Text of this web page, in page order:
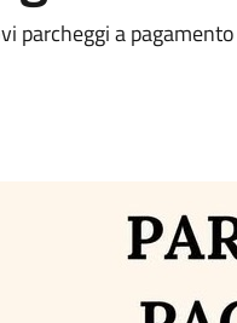
parcheggi a pagamento